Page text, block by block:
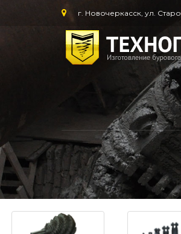
г. Новочеркасск, ул.